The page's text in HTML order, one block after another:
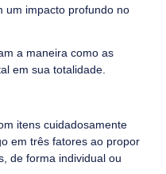
um impacto profundo no
a maneira como as
em sua totalidade.
itens cuidadosamente
em três fatores ao propor
de forma individual ou